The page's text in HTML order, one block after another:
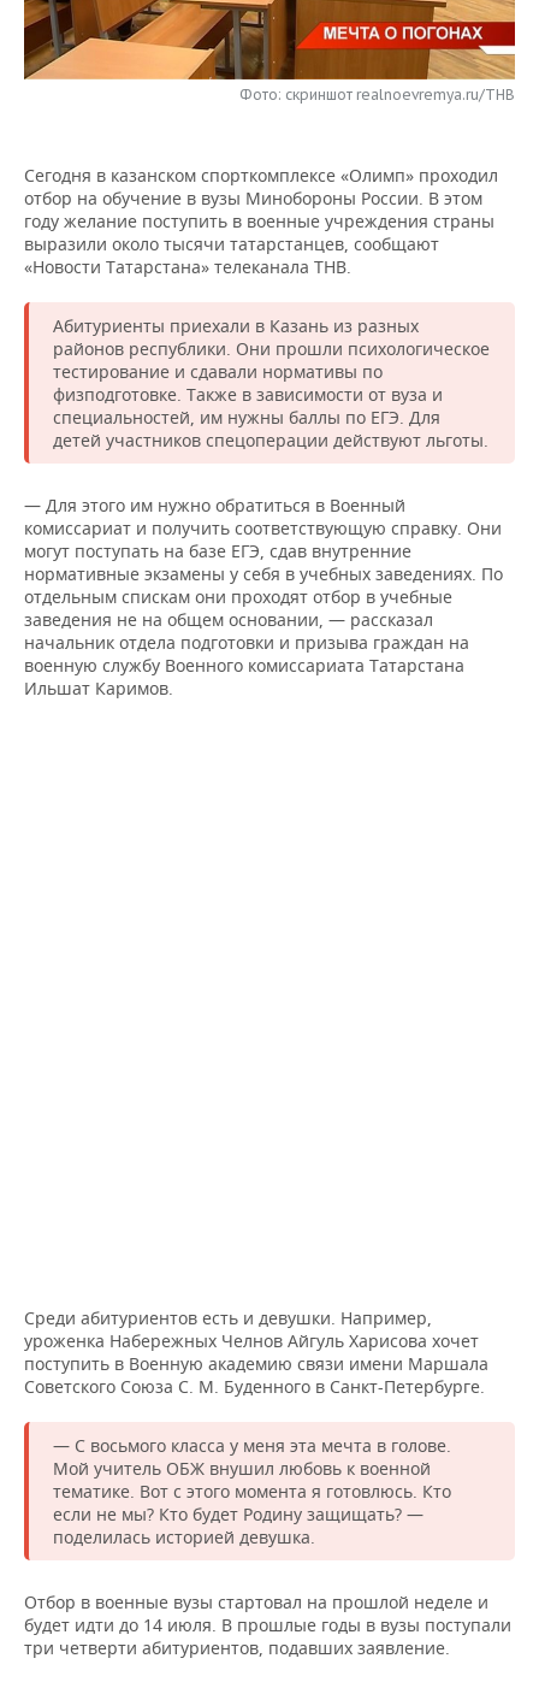
НЕФТЕХИМИЯ
НЕФТЬ
ЭНЕРГЕТИКА
РОЗНИЧНАЯ ТОРГОВЛЯ
НОВОСТИ ТЕХНОЛОГИЙ
ТЕЛЕКОММУНИКАЦИИ
МЕРОПРИЯТИЯ
НОВОСТИ МЕРОПРИЯТИЙ
БИЗНЕС-БРАНЧИ
ONLINE-КОНФЕРЕНЦИИ
ОТКРЫТАЯ ЛЕКЦИЯ
ФУТБОЛ
ХОККЕЙ
БАСКЕТБОЛ
ВОЛЕЙБОЛ
КИБЕРСПОРТ
ВОДНЫЕ ВИДЫ СПОРТА
ХОККЕЙ С МЯЧОМ
НОВОСТИ ОБЩЕСТВА
ВЛАСТЬ
ИНФРАСТРУКТУРА
ИСТОРИЯ
КУЛЬТУРА
ОБРАЗОВАНИЕ
ПРОИСШЕСТВИЯ
ФОТОГАЛЕРЕЯ
СЮЖЕТЫ
СПРАВОЧНИК
СПИСОК ПЕРСОН
СПИСОК КОМПАНИЙ
ПОЛНАЯ ВЕРСИЯ
Фото: скриншот realnoevremya.ru/ТНВ
Сегодня в казанском спорткомплексе «Олимп» проходил
отбор на обучение в вузы Минобороны России. В этом
году желание поступить в военные учреждения страны
выразили около тысячи татарстанцев, сообщают
«Новости Татарстана» телеканала ТНВ.
Абитуриенты приехали в Казань из разных
районов республики. Они прошли психологическое
тестирование и сдавали нормативы по
физподготовке. Также в зависимости от вуза и
специальностей, им нужны баллы по ЕГЭ. Для
детей участников спецоперации действуют льготы.
— Для этого им нужно обратиться в Военный
комиссариат и получить соответствующую справку. Они
могут поступать на базе ЕГЭ, сдав внутренние
нормативные экзамены у себя в учебных заведениях. По
отдельным спискам они проходят отбор в учебные
заведения не на общем основании, — рассказал
начальник отдела подготовки и призыва граждан на
военную службу Военного комиссариата Татарстана
Ильшат Каримов.
Среди абитуриентов есть и девушки. Например,
уроженка Набережных Челнов Айгуль Харисова хочет
поступить в Военную академию связи имени Маршала
Советского Союза С. М. Буденного в Санкт-Петербурге.
— С восьмого класса у меня эта мечта в голове.
Мой учитель ОБЖ внушил любовь к военной
тематике. Вот с этого момента я готовлюсь. Кто
если не мы? Кто будет Родину защищать? —
поделилась историей девушка.
Отбор в военные вузы стартовал на прошлой неделе и
будет идти до 14 июля. В прошлые годы в вузы поступали
три четверти абитуриентов, подавших заявление.